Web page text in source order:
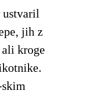
ustvaril
jih z
kroge